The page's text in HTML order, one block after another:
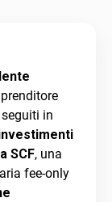
in
SCF, una
fee-only